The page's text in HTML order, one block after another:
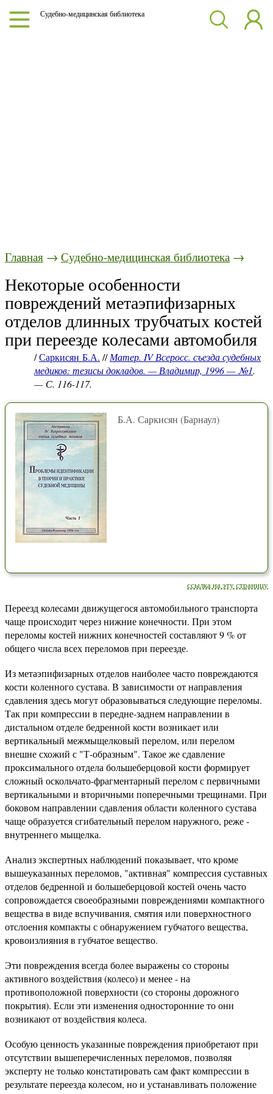
Судебно-медицинская библиотека
Главная → Судебно-медицинская библиотека →
Некоторые особенности
повреждений метаэпифизарных
отделов длинных трубчатых костей
при переезде колесами автомобиля
/Саркисян Б.А. //Матер. IV Всеросс. съезда судебных
медиков: тезисы докладов. — Владимир, 1996 — №1.
— С. 116-117.
Б.А. Саркисян (Барнаул)
ссылка на эту страницу
Переезд колесами движущегося автомобильного транспорта
чаще происходит через нижние конечности. При этом
переломы костей нижних конечностей составляют 9 % от
общего числа всех переломов при переезде.
Из метаэпифизарных отделов наиболее часто повреждаются
кости коленного сустава. В зависимости от направления
сдавления здесь могут образовываться следующие переломы.
Так при компрессии в передне-заднем направлении в
дистальном отделе бедренной кости возникает или
вертикальный межмыщелковый перелом, или перелом
внешне схожий с "Т-образным". Такое же сдавление
проксимального отдела большеберцовой кости формирует
сложный оскольчато-фрагментарный перелом с первичными
вертикальными и вторичными поперечными трещинами. При
боковом направлении сдавления области коленного сустава
чаще образуется сгибательный перелом наружного, реже -
внутреннего мыщелка.
Анализ экспертных наблюдений показывает, что кроме
вышеуказанных переломов, "активная" компрессия суставных
отделов бедренной и большеберцовой костей очень часто
сопровождается своеобразными повреждениями компактного
вещества в виде вспучивания, смятия или поверхностного
отслоения компакты с обнаружением губчатого вещества,
кровоизлияния в губчатое вещество.
Эти повреждения всегда более выражены со стороны
активного воздействия (колесо) и менее - на
противоположной поверхности (со стороны дорожного
покрытия). Если эти изменения односторонние то они
возникают от воздействия колеса.
Особую ценность указанные повреждения приобретают при
отсутствии вышеперечисленных переломов, позволяя
эксперту не только констатировать сам факт компрессии в
результате переезда колесом, но и устанавливать положение